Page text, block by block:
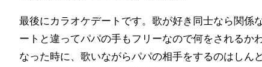
最後にカラオケデートです。歌が好き同士なら関係
ートと違ってパパの手もフリーなので何をされるか
なった時に、歌いながらパパの相手をするのはしん